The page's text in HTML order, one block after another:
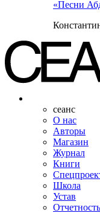
«Песни
сеанс
О нас
Авторы
Магазин
Журнал
Книги
Школа
Устав
Отчетность